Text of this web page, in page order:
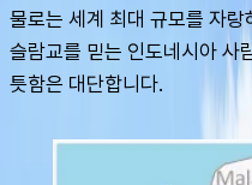
물로는 세계 최대 규모를 자
슬람교를 믿는 인도네시아 사
틋함은 대단합니다.